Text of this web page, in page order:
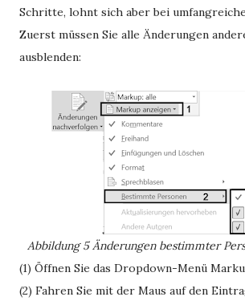
Schritte, lohnt sich aber bei
Zuerst müssen Sie alle Änderungen
ausblenden:
Abbildung 5Änderungen bestimmter
(1) Öffnen Sie das Dropdown-Menü
(2) Fahren Sie mit der Maus auf den